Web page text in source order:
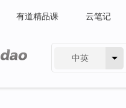
有道精品课 云笔记
中英